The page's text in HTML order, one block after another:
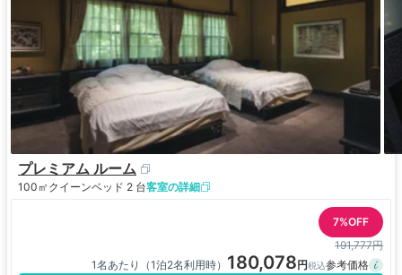
プレミアム ルーム
100㎡ クイーンベッド 2 台客室の詳細
7%OFF
191,777円
1名あたり（1泊2名利用時） 180,078